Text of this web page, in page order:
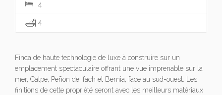
4
4
Finca de haute technologie de luxe à construire sur un
emplacement spectaculaire offrant une vue imprenable sur la
mer, Calpe, Peñon de Ifach et Bernia, face au sud-ouest. Les
finitions de cette propriété seront avec les meilleurs matériaux